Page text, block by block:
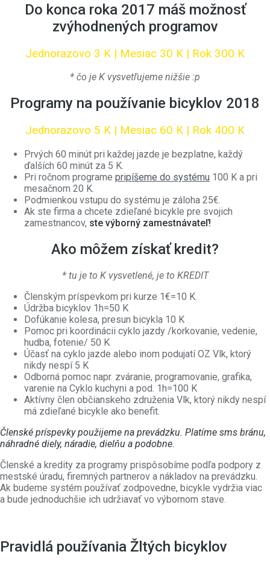
Do konca roka 2017 máš možnosť
zvýhodnených programov
Jednorazovo 3 K | Mesiac 30 K | Rok 300 K
* čo je K vysvetľujeme nižšie :p
Programy na používanie bicyklov 2018
Jednorazovo 5 K | Mesiac 60 K | Rok 400 K
Prvých 60 minút pri každej jazde je bezplatne, každý
ďalších 60 minút za 5 K.
Pri ročnom programe pripíšeme do systému 100 K a pri
mesačnom 20 K.
Podmienkou vstupu do systému je záloha 25€.
Ak ste firma a chcete zdieľané bicykle pre svojich
zamestnancov, ste výborný zamestnávateľ!
Ako môžem získať kredit?
* tu je to K vysvetlené, je to KREDIT
Členským príspevkom pri kurze 1€=10 K.
Údržba bicyklov 1h=50 K
Dofúkanie kolesa, presun bicykla 10 K
Pomoc pri koordinácii cyklo jazdy /korkovanie, vedenie,
hudba, fotenie/ 50 K
Účasť na cyklo jazde alebo inom podujatí OZ Vlk, ktorý
nikdy nespí 5 K
Odborná pomoc napr. zváranie, programovanie, grafika,
varenie na Cyklo kuchyni a pod. 1h=100 K
Aktívny člen občianskeho združenia Vlk, ktorý nikdy nespí
má zdieľané bicykle ako benefit.
Členské príspevky použijeme na prevádzku. Platíme sms bránu,
náhradné diely, náradie, dielňu a podobne.
Členské a kredity za programy prispôsobíme podľa podpory z
mestské úradu, firemných partnerov a nákladov na prevádzku.
Ak budeme systém používať zodpovedne, bicykle vydržia viac
a bude jednoduchšie ich udržiavať vo výbornom stave.
Pravidlá používania Žltých bicyklov